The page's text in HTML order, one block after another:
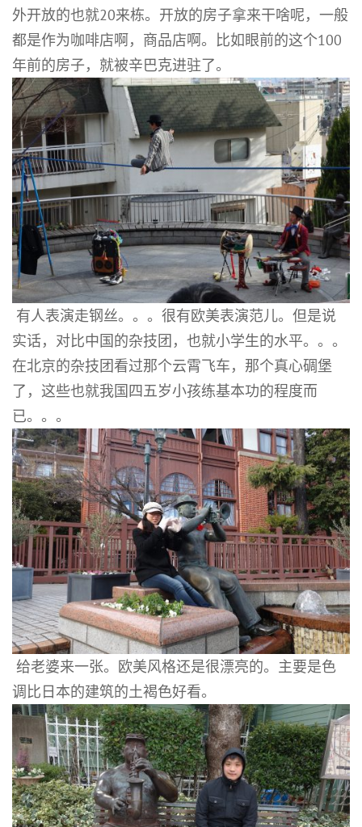
外开放的也就20来栋。开放的房子拿来干啥呢，一般
都是作为咖啡店啊，商品店啊。比如眼前的这个100
年前的房子，就被辛巴克进驻了。
有人表演走钢丝。。。很有欧美表演范儿。但是说
实话，对比中国的杂技团，也就小学生的水平。。。
在北京的杂技团看过那个云霄飞车，那个真心碉堡
了，这些也就我国四五岁小孩练基本功的程度而
已。。。
给老婆来一张。欧美风格还是很漂亮的。主要是色
调比日本的建筑的土褐色好看。